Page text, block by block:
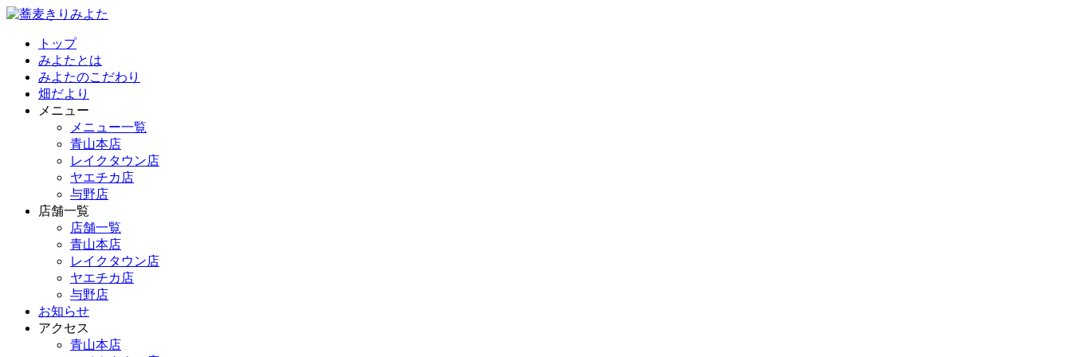
トップ
みよたとは
みよたのこだわり
畑だより
メニュー
メニュー一覧
青山本店
レイクタウン店
ヤエチカ店
与野店
店舗一覧
店舗一覧
青山本店
レイクタウン店
ヤエチカ店
与野店
お知らせ
アクセス
青山本店